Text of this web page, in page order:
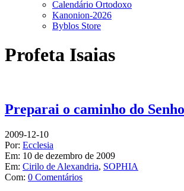
Calendário Ortodoxo
Kanonion-2026
Byblos Store
Profeta Isaias
Preparai o caminho do
2009-12-10
Por: Ecclesia
Em: 10 de dezembro de 2009
Em: Cirilo de Alexandria, SOPHIA
Com: 0 Comentários